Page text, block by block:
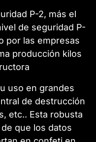
P-2, más el
de seguridad P-
por las empresas
producción kilos
uso en grandes
de destrucción
etc.. Esta robusta
que los datos